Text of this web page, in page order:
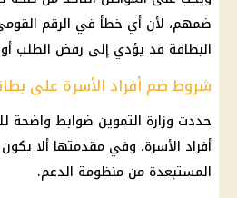
ضمهم، لأن أي خطأ في الرقم القومي
البطاقة قد يؤدي إلى رفض الطلب أو
شروط ضم أفراد الأسرة على
حددت وزارة التموين ضوابط واضحة
أفراد الأسرة، وفي مقدمتها ألا
المستبعدة من منظومة الدعم.